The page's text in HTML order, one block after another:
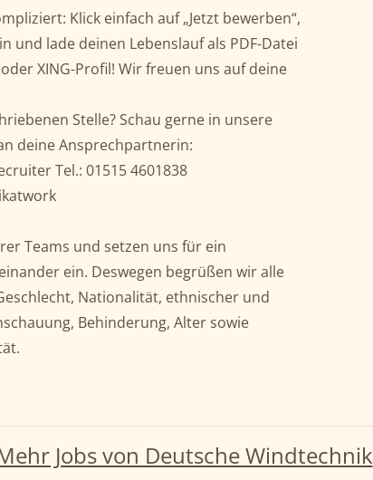
Klick einfach auf „Jetzt bewerben“,
und lade deinen Lebenslauf als PDF-Datei
XING-Profil! Wir freuen uns auf deine
Stelle? Schau gerne in unsere
deine Ansprechpartnerin:
Tel.: 01515 4601838
Teams und setzen uns für ein
ein. Deswegen begrüßen wir alle
Nationalität, ethnischer und
Behinderung, Alter sowie
Jobs von Deutsche Windtechnik